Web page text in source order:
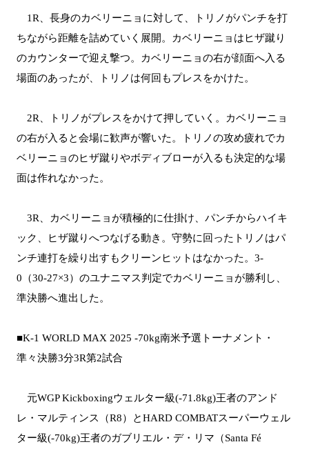
1R、長身のカベリーニョに対して、トリノがパンチを打
ちながら距離を詰めていく展開。カベリーニョはヒザ蹴り
のカウンターで迎え撃つ。カベリーニョの右が顔面へ入る
場面のあったが、トリノは何回もプレスをかけた。
2R、トリノがプレスをかけて押していく。カベリーニョ
の右が入ると会場に歓声が響いた。トリノの攻め疲れでカ
ベリーニョのヒザ蹴りやボディブローが入るも決定的な場
面は作れなかった。
3R、カベリーニョが積極的に仕掛け、パンチからハイキ
ック、ヒザ蹴りへつなげる動き。守勢に回ったトリノはパ
ンチ連打を繰り出すもクリーンヒットはなかった。3-
0（30-27×3）のユナニマス判定でカベリーニョが勝利し、
準決勝へ進出した。
■K-1 WORLD MAX 2025 -70kg南米予選トーナメント・
準々決勝3分3R第2試合
元WGP Kickboxingウェルター級(-71.8kg)王者のアンド
レ・マルティンス（R8）とHARD COMBATスーパーウェル
ター級(-70kg)王者のガブリエル・デ・リマ（Santa Fé